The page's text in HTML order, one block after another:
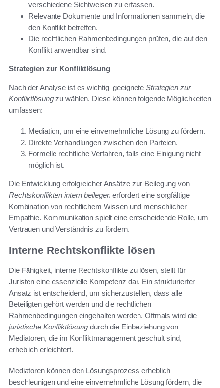
verschiedene Sichtweisen zu erfassen.
Relevante Dokumente und Informationen sammeln, die
den Konflikt betreffen.
Die rechtlichen Rahmenbedingungen prüfen, die auf den
Konflikt anwendbar sind.
Strategien zur Konfliktlösung
Nach der Analyse ist es wichtig, geeignete Strategien zur
Konfliktlösung zu wählen. Diese können folgende Möglichkeiten
umfassen:
Mediation, um eine einvernehmliche Lösung zu fördern.
Direkte Verhandlungen zwischen den Parteien.
Formelle rechtliche Verfahren, falls eine Einigung nicht
möglich ist.
Die Entwicklung erfolgreicher Ansätze zur Beilegung von
Rechtskonflikten intern beilegen erfordert eine sorgfältige
Kombination von rechtlichem Wissen und menschlicher
Empathie. Kommunikation spielt eine entscheidende Rolle, um
Vertrauen und Verständnis zu fördern.
Interne Rechtskonflikte lösen
Die Fähigkeit, interne Rechtskonflikte zu lösen, stellt für
Juristen eine essenzielle Kompetenz dar. Ein strukturierter
Ansatz ist entscheidend, um sicherzustellen, dass alle
Beteiligten gehört werden und die rechtlichen
Rahmenbedingungen eingehalten werden. Oftmals wird die
juristische Konfliktlösung durch die Einbeziehung von
Mediatoren, die im Konfliktmanagement geschult sind,
erheblich erleichtert.
Mediatoren können den Lösungsprozess erheblich
beschleunigen und eine einvernehmliche Lösung fördern, die